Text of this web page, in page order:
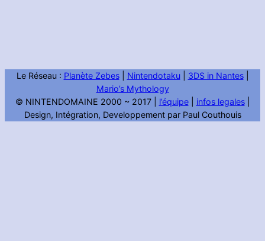
Le Réseau : Planète Zebes| Nintendotaku| 3DS in Nantes|
Mario’s Mythology
© NINTENDOMAINE 2000 ~ 2017 | l’équipe| infos legales|
Design, Intégration, Developpement par Paul Couthouis